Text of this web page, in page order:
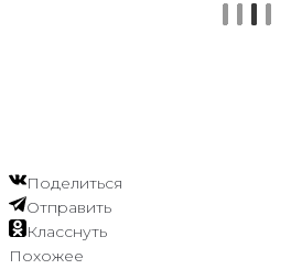
Поделиться
Отправить
Класснуть
Похожее